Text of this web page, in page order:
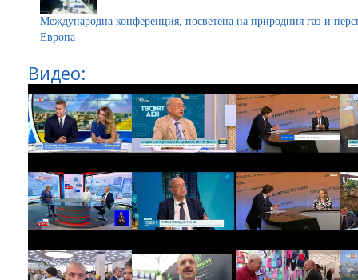
Международна конференция, посветена на природния газ и
Европа
Видео: